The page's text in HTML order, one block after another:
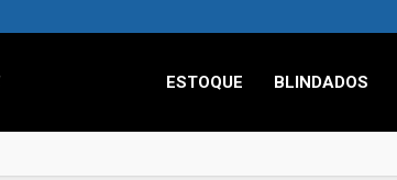
ESTOQUE BLINDADOS